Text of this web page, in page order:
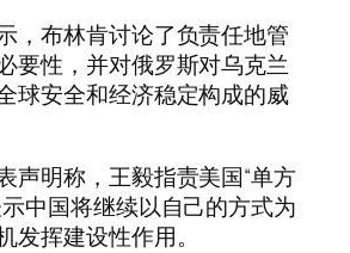
，布林肯讨论了负责任地管
要性，并对俄罗斯对乌克兰
球安全和经济稳定构成的威
声明称，王毅指责美国“单方
中国将继续以自己的方式为
发挥建设性作用。